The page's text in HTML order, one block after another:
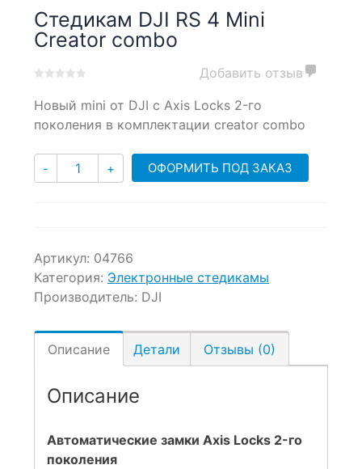
Стедикам DJI RS 4 Mini
Creator combo
out
ratings
Добавить отзыв
Новый mini от DJI с Axis Locks 2-го
поколения в комплектации creator combo
- Количество
+ ОФОРМИТЬ ПОД ЗАКАЗ
Артикул: 04766
Категория: Электронные стедикамы
Производитель: DJI
Описание Детали Отзывы (0)
Описание
Автоматические замки Axis Locks 2-го
поколения